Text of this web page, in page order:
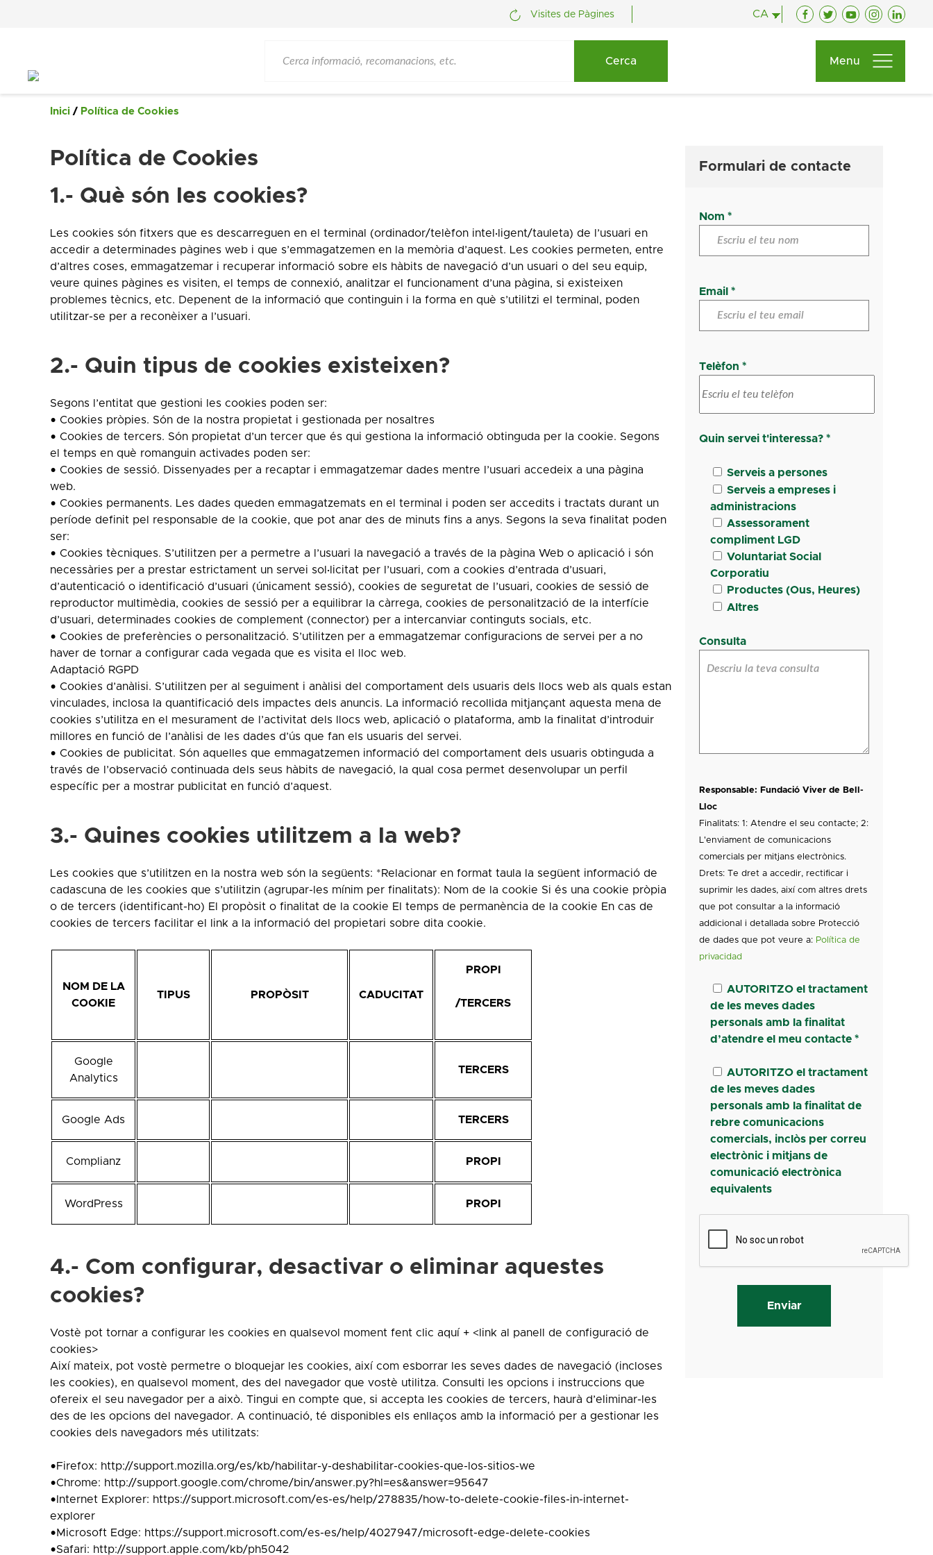
Visites de Pàgines CA
Facebook
TwitterYouTubeInstagram
Menu
Inici / Política de Cookies
Política de Cookies
1.- Què són les cookies?
Les cookies són fitxers que es descarreguen en el terminal (ordinador/telèfon intel·ligent/tauleta) de l’usuari en
accedir a determinades pàgines web i que s’emmagatzemen en la memòria d’aquest. Les cookies permeten, entre
d’altres coses, emmagatzemar i recuperar informació sobre els hàbits de navegació d’un usuari o del seu equip,
veure quines pàgines es visiten, el temps de connexió, analitzar el funcionament d’una pàgina, si existeixen
problemes tècnics, etc. Depenent de la informació que continguin i la forma en què s’utilitzi el terminal, poden
utilitzar-se per a reconèixer a l’usuari.
2.- Quin tipus de cookies existeixen?
Segons l’entitat que gestioni les cookies poden ser:
• Cookies pròpies. Són de la nostra propietat i gestionada per nosaltres
• Cookies de tercers. Són propietat d’un tercer que és qui gestiona la informació obtinguda per la cookie. Segons
el temps en què romanguin activades poden ser:
• Cookies de sessió. Dissenyades per a recaptar i emmagatzemar dades mentre l’usuari accedeix a una pàgina
web.
• Cookies permanents. Les dades queden emmagatzemats en el terminal i poden ser accedits i tractats durant un
període definit pel responsable de la cookie, que pot anar des de minuts fins a anys. Segons la seva finalitat poden
ser:
• Cookies tècniques. S’utilitzen per a permetre a l’usuari la navegació a través de la pàgina Web o aplicació i són
necessàries per a prestar estrictament un servei sol·licitat per l’usuari, com a cookies d’entrada d’usuari,
d’autenticació o identificació d’usuari (únicament sessió), cookies de seguretat de l’usuari, cookies de sessió de
reproductor multimèdia, cookies de sessió per a equilibrar la càrrega, cookies de personalització de la interfície
d’usuari, determinades cookies de complement (connector) per a intercanviar continguts socials, etc.
• Cookies de preferències o personalització. S’utilitzen per a emmagatzemar configuracions de servei per a no
haver de tornar a configurar cada vegada que es visita el lloc web.
Adaptació RGPD
• Cookies d’anàlisi. S’utilitzen per al seguiment i anàlisi del comportament dels usuaris dels llocs web als quals estan
vinculades, inclosa la quantificació dels impactes dels anuncis. La informació recollida mitjançant aquesta mena de
cookies s’utilitza en el mesurament de l’activitat dels llocs web, aplicació o plataforma, amb la finalitat d’introduir
millores en funció de l’anàlisi de les dades d’ús que fan els usuaris del servei.
• Cookies de publicitat. Són aquelles que emmagatzemen informació del comportament dels usuaris obtinguda a
través de l’observació continuada dels seus hàbits de navegació, la qual cosa permet desenvolupar un perfil
específic per a mostrar publicitat en funció d’aquest.
3.- Quines cookies utilitzem a la web?
Les cookies que s’utilitzen en la nostra web són la següents: *Relacionar en format taula la següent informació de
cadascuna de les cookies que s’utilitzin (agrupar-les mínim per finalitats): Nom de la cookie Si és una cookie pròpia
o de tercers (identificant-ho) El propòsit o finalitat de la cookie El temps de permanència de la cookie En cas de
cookies de tercers facilitar el link a la informació del propietari sobre dita cookie.
NOM DE LA
COOKIE
TIPUS PROPÒSIT CADUCITAT
PROPI
/TERCERS
Google
Analytics
TERCERS
Google Ads TERCERS
Complianz PROPI
WordPress PROPI
4.- Com configurar, desactivar o eliminar aquestes
cookies?
Vostè pot tornar a configurar les cookies en qualsevol moment fent clic aquí + <link al panell de configuració de
cookies>
Així mateix, pot vostè permetre o bloquejar les cookies, així com esborrar les seves dades de navegació (incloses
les cookies), en qualsevol moment, des del navegador que vostè utilitza. Consulti les opcions i instruccions que
ofereix el seu navegador per a això. Tingui en compte que, si accepta les cookies de tercers, haurà d’eliminar-les
des de les opcions del navegador. A continuació, té disponibles els enllaços amb la informació per a gestionar les
cookies dels navegadors més utilitzats:
•Firefox: http://support.mozilla.org/es/kb/habilitar-y-deshabilitar-cookies-que-los-sitios-we
•Chrome: http://support.google.com/chrome/bin/answer.py?hl=es&answer=95647
•Internet Explorer: https://support.microsoft.com/es-es/help/278835/how-to-delete-cookie-files-in-internet-
explorer
•Microsoft Edge: https://support.microsoft.com/es-es/help/4027947/microsoft-edge-delete-cookies
•Safari: http://support.apple.com/kb/ph5042
Formulari de contacte
Nom *
Email *
Telèfon *
Quin servei t'interessa? *
Serveis a persones
Serveis a empreses i
administracions
Assessorament
compliment LGD
Voluntariat Social
Corporatiu
Productes (Ous, Heures)
Altres
Consulta
Responsable: Fundació Viver de Bell-
Lloc
Finalitats: 1: Atendre el seu contacte; 2:
L'enviament de comunicacions
comercials per mitjans electrònics.
Drets: Te dret a accedir, rectificar i
suprimir les dades, així com altres drets
que pot consultar a la informació
addicional i detallada sobre Protecció
de dades que pot veure a: Política de
privacidad
AUTORITZO el tractament
de les meves dades
personals amb la finalitat
d’atendre el meu contacte *
AUTORITZO el tractament
de les meves dades
personals amb la finalitat de
rebre comunicacions
comercials, inclòs per correu
electrònic i mitjans de
comunicació electrònica
equivalents